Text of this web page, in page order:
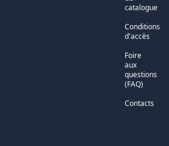
catalogue
Conditions
d'accès
Foire
aux
questions
(FAQ)
Contacts